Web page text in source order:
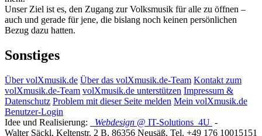
Unser Ziel ist es, den Zugang zur Volksmusik für alle zu öffnen –
auch und gerade für jene, die bislang noch keinen persönlichen
Bezug dazu hatten.
Sonstiges
Über volXmusik.de Über das volXmusik.de-Team Kontakt zum
volXmusik.de-Team volXmusik.de unterstützen Impressum &
Datenschutz Problem mit dieser Seite melden Mein volXmusik.de
Benutzer-Login
Idee und Realisierung:
Webdesign @ IT-Solutions 4U -
Walter Säckl, Keltenstr. 2 B, 86356 Neusäß, Tel. +49 176 10015151